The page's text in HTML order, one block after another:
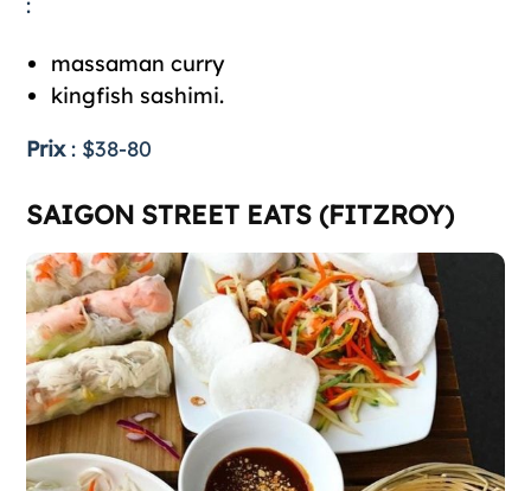
massaman curry
kingfish sashimi.
Prix: $38-80
SAIGON STREET EATS (FITZROY)